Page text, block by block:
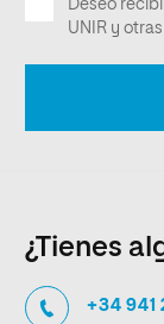
¿Tienes
+34 941